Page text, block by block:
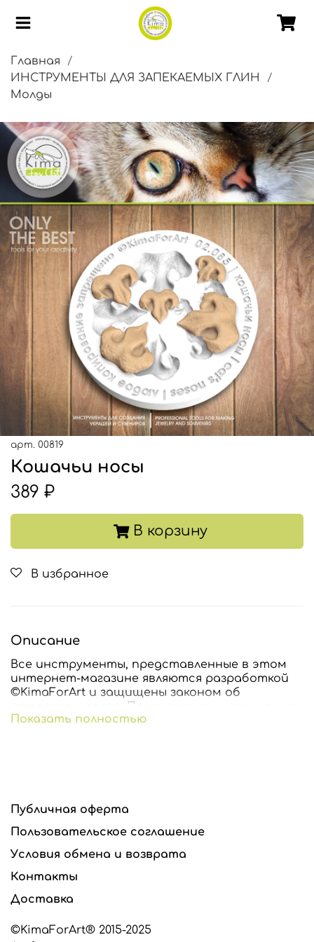
Главная
ИНСТРУМЕНТЫ ДЛЯ ЗАПЕКАЕМЫХ ГЛИН
Молды
арт. 00819
Кошачьи носы
389 ₽
В корзину
В избранное
Описание
Все инструменты, представленные в этом
интернет-магазине являются разработкой
©KimaForArt и защищены законом об
авторском праве. Предназначены только для
индивидуального использования. Любое
высококачественного сырья производства
США и стран Евросоюза.
Показать полностью
Публичная оферта
Пользовательское соглашение
Условия обмена и возврата
Контакты
Доставка
©KimaForArt® 2015-2025